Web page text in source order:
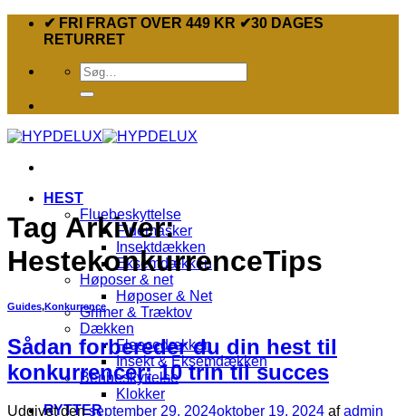
Fortsæt✔ FRI FRAGT OVER 449 KR ✔30 DAGES
RETURRET
Søg
efter:
HEST
Fluebeskyttelse
Fluemasker
Insektdækken
Eksemdækken
Høposer & net
Høposer & Net
Grimer & Træktov
Dækken
Fleecedækken
Insekt & Eksemdækken
Benbeskyttelse
Klokker
RYTTER
Tag Arkiver:
HestekonkurrenceTips
Guides,Konkurrence
Sådan forbereder du din hest til
konkurrencer: 10 trin til succes
Udgivet denseptember 29, 2024oktober 19, 2024 afadmin